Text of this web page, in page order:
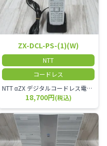
ZX-DCL-PS-(1)(W)
NTT
コードレス
NTT αZX デジタルコードレス電話機 対応主装置及びアンテナを使用してご利用いただけます。 特に工場や倉庫等、オフィスから離れたところで作業をされている方に適しています。
18,700円(税込)